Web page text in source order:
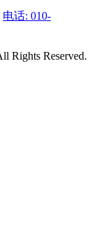
电话: 010-
Rights Reserved.